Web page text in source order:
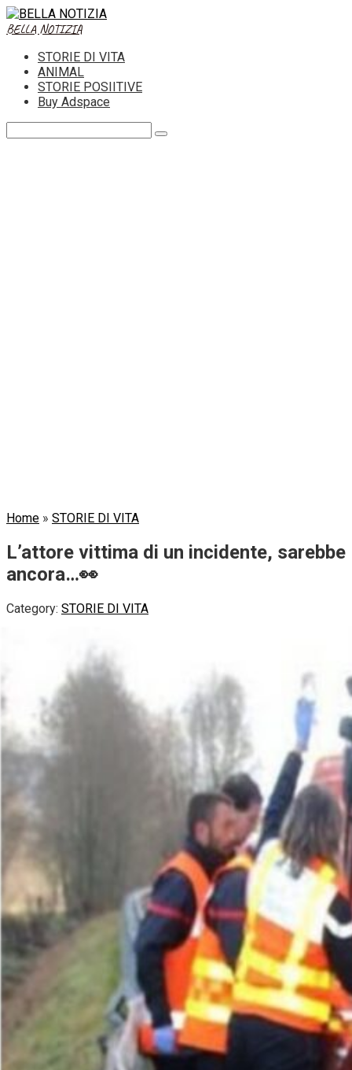
Skip
to
BELLA NOTIZIA
STORIE DI VITA
ANIMAL
STORIE POSIITIVE
Buy Adspace
Home » STORIE DI VITA
L’attore vittima di un incidente, sarebbe
ancora…👀
Category: STORIE DI VITA